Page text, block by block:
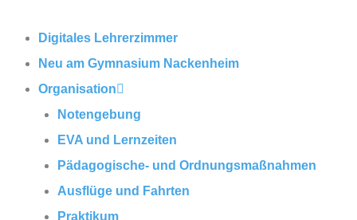
Inhalt
springen
Digitales Lehrerzimmer
Neu am Gymnasium Nackenheim
Organisation
Notengebung
EVA und Lernzeiten
Pädagogische- und Ordnungsmaßnahmen
Ausflüge und Fahrten
Praktikum